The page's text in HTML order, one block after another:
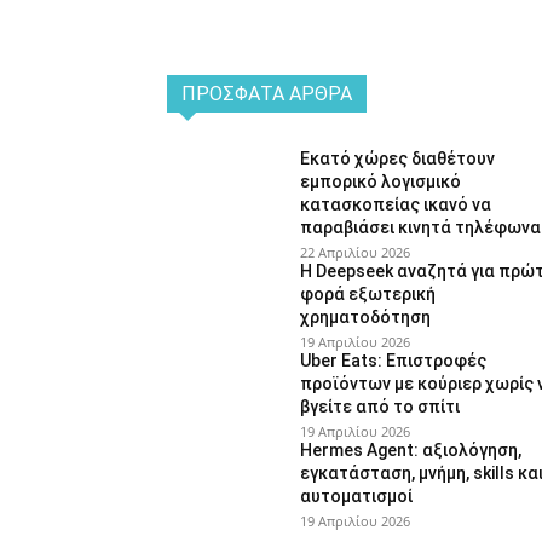
ΠΡΌΣΦΑΤΑ ΆΡΘΡΑ
Εκατό χώρες διαθέτουν
εμπορικό λογισμικό
κατασκοπείας ικανό να
παραβιάσει κινητά τηλέφωνα
22 Απριλίου 2026
Η Deepseek αναζητά για
φορά εξωτερική
χρηματοδότηση
19 Απριλίου 2026
Uber Eats: Επιστροφές
προϊόντων με κούριερ χωρίς
βγείτε από το σπίτι
19 Απριλίου 2026
Hermes Agent: αξιολόγηση,
εγκατάσταση, μνήμη, skills και
αυτοματισμοί
19 Απριλίου 2026